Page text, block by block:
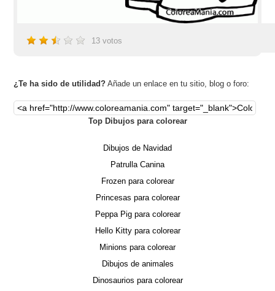
13 votos
¿Te ha sido de utilidad? Añade un enlace en tu sitio, blog o foro:
Top Dibujos para colorear
Dibujos de Navidad
Patrulla Canina
Frozen para colorear
Princesas para colorear
Peppa Pig para colorear
Hello Kitty para colorear
Minions para colorear
Dibujos de animales
Dinosaurios para colorear